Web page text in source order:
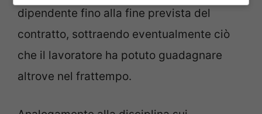
dipendente fino alla fine prevista del
contratto, sottraendo eventualmente ciò
che il lavoratore ha potuto guadagnare
altrove nel frattempo.